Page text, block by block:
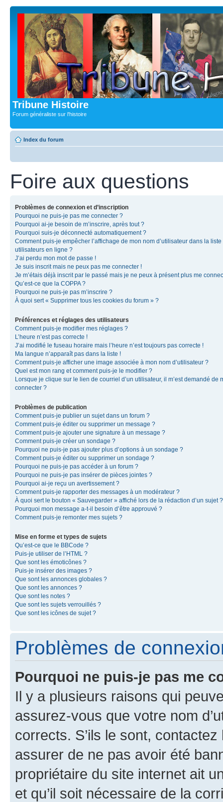
Tribune Histoire
Forum généraliste sur l'histoire
Index du forum
Foire aux questions
Problèmes de connexion et d’inscription
Pourquoi ne puis-je pas me connecter ?
Pourquoi ai-je besoin de m’inscrire, après tout ?
Pourquoi suis-je déconnecté automatiquement ?
Comment puis-je empêcher l’affichage de mon nom d’utilisateur dans la liste
utilisateurs en ligne ?
J’ai perdu mon mot de passe !
Je suis inscrit mais ne peux pas me connecter !
Je m’étais déjà inscrit par le passé mais je ne peux à présent plus me
Qu’est-ce que la COPPA ?
Pourquoi ne puis-je pas m’inscrire ?
À quoi sert « Supprimer tous les cookies du forum » ?
Préférences et réglages des utilisateurs
Comment puis-je modifier mes réglages ?
L’heure n’est pas correcte !
J’ai modifié le fuseau horaire mais l’heure n’est toujours pas correcte !
Ma langue n’apparaît pas dans la liste !
Comment puis-je afficher une image associée à mon nom d’utilisateur ?
Quel est mon rang et comment puis-je le modifier ?
Lorsque je clique sur le lien de courriel d’un utilisateur, il m’est demandé de
connecter ?
Problèmes de publication
Comment puis-je publier un sujet dans un forum ?
Comment puis-je éditer ou supprimer un message ?
Comment puis-je ajouter une signature à un message ?
Comment puis-je créer un sondage ?
Pourquoi ne puis-je pas ajouter plus d’options à un sondage ?
Comment puis-je éditer ou supprimer un sondage ?
Pourquoi ne puis-je pas accéder à un forum ?
Pourquoi ne puis-je pas insérer de pièces jointes ?
Pourquoi ai-je reçu un avertissement ?
Comment puis-je rapporter des messages à un modérateur ?
À quoi sert le bouton « Sauvegarder » affiché lors de la rédaction d’un sujet ?
Pourquoi mon message a-t-il besoin d’être approuvé ?
Comment puis-je remonter mes sujets ?
Mise en forme et types de sujets
Qu’est-ce que le BBCode ?
Puis-je utiliser de l’HTML ?
Que sont les émoticônes ?
Puis-je insérer des images ?
Que sont les annonces globales ?
Que sont les annonces ?
Que sont les notes ?
Que sont les sujets verrouillés ?
Que sont les icônes de sujet ?
Problèmes de
Pourquoi ne puis-je pas me
Il y a plusieurs raisons qui
assurez-vous que votre nom
corrects. S’ils le sont,
assurer de ne pas avoir été
propriétaire du site internet ait
et qu’il soit nécessaire de la